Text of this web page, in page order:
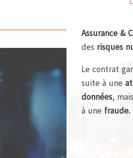
Assurance &
des risques
Le contrat
suite à une
données,
à une fraude.